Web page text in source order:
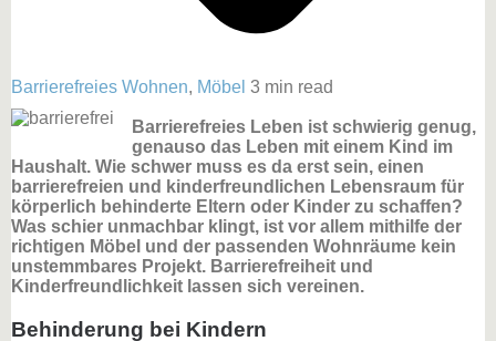
Barrierefreies Wohnen, Möbel 3 min read
Barrierefreies Leben ist schwierig genug,
genauso das Leben mit einem Kind im
Haushalt. Wie schwer muss es da erst sein, einen
barrierefreien und kinderfreundlichen Lebensraum für
körperlich behinderte Eltern oder Kinder zu schaffen?
Was schier unmachbar klingt, ist vor allem mithilfe der
richtigen Möbel und der passenden Wohnräume kein
unstemmbares Projekt. Barrierefreiheit und
Kinderfreundlichkeit lassen sich vereinen.
Behinderung bei Kindern